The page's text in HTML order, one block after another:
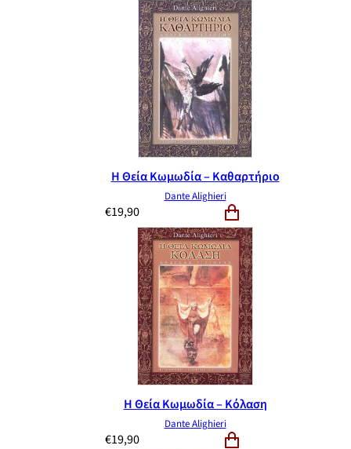
Η Θεία Κωμωδία – Καθαρτήριο
Dante Alighieri
€19,90
Η Θεία Κωμωδία – Κόλαση
Dante Alighieri
€19,90